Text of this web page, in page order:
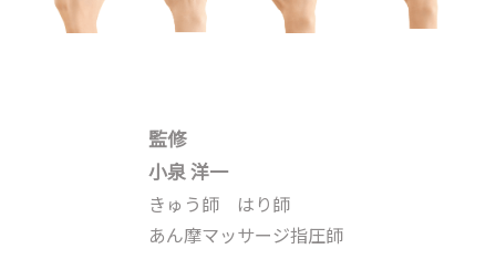
監修
小泉 洋一
きゅう師 はり師
あん摩マッサージ指圧師